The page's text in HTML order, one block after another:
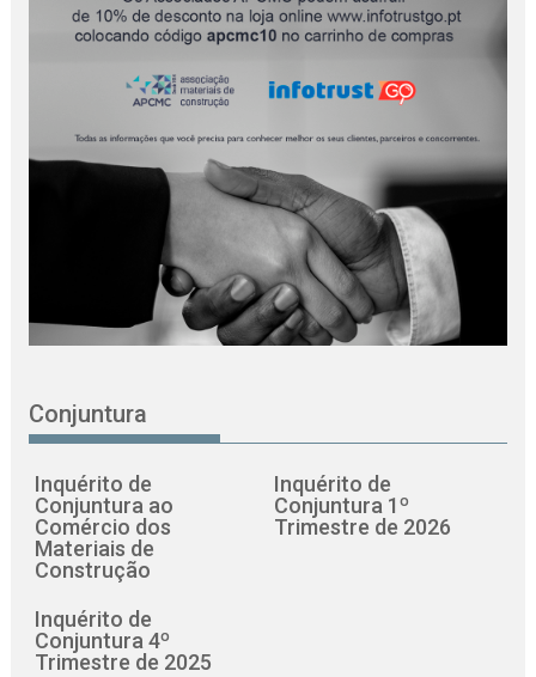
Conjuntura
Inquérito de
Conjuntura ao
Comércio dos
Materiais de
Construção
Inquérito de
Conjuntura 1º
Trimestre de 2026
Inquérito de
Conjuntura 4º
Trimestre de 2025